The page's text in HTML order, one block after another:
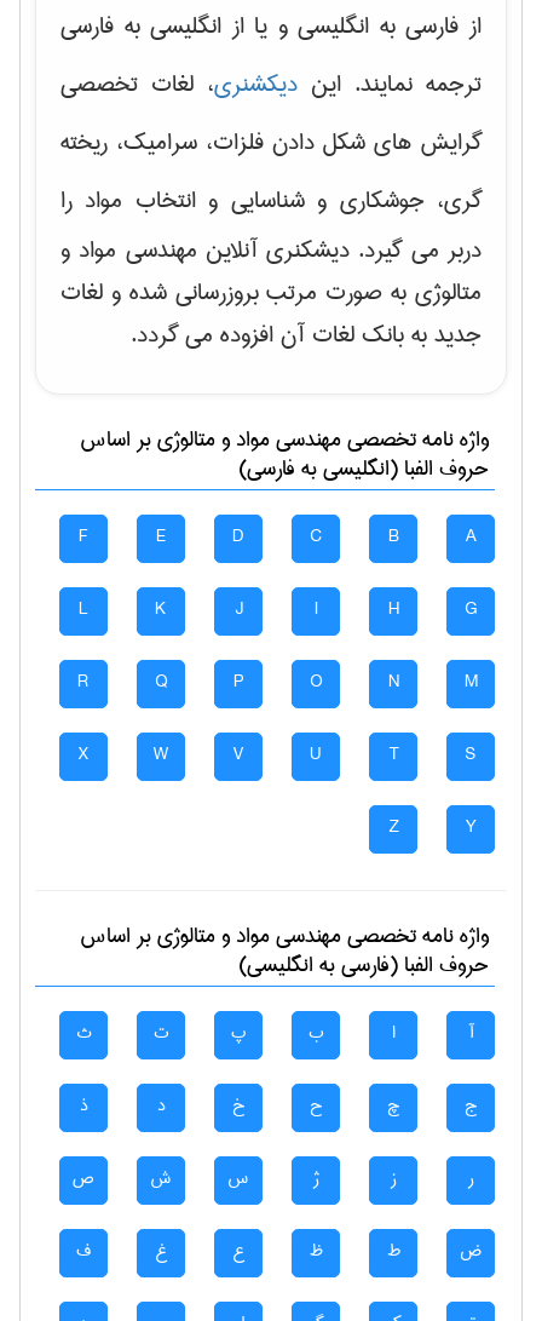
از فارسی به انگلیسی و یا از انگلیسی به فارسی
ترجمه نمایند. این دیکشنری، لغات تخصصی
گرایش های شکل دادن فلزات، سرامیک، ریخته
گری، جوشکاری و شناسایی و انتخاب مواد را
دربر می گیرد. دیشکنری آنلاین مهندسی مواد و
متالوژی به صورت مرتب بروزرسانی شده و لغات
جدید به بانک لغات آن افزوده می گردد.
واژه نامه تخصصیمهندسی مواد و متالوژیبر اساس
حروف الفبا (انگلیسی به فارسی)
A
B
C
D
E
F
G
H
I
J
K
L
M
N
O
P
Q
R
S
T
U
V
W
X
Y
Z
واژه نامه تخصصیمهندسی مواد و متالوژیبر اساس
حروف الفبا (فارسی به انگلیسی)
آ ا ب پ ت ث
ج چ ح خ د ذ
ر ز ژ س ش ص
ض ط ظ ع غ ف